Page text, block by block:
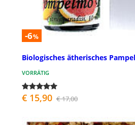
-6%
Biologisches ätherisches
VORRÄTIG
€ 15,90 € 17,00